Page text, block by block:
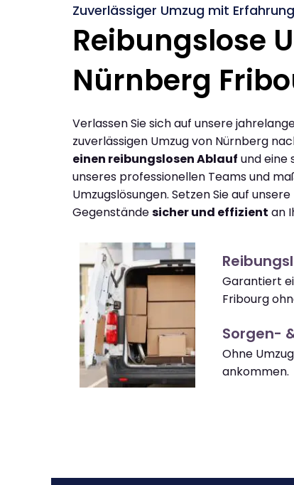
Zuverlässiger Umzug mit Erfahrung
Reibungslose
Nürnberg
Verlassen Sie sich auf unsere
zuverlässigen Umzug von Nürnberg
einen reibungslosen Ablauf und eine
unseres professionellen Teams und
Umzugslösungen. Setzen Sie auf
Gegenständesicher und effizient an
Garantiert
Fribourg
Sorgen-
Ohne
ankommen.